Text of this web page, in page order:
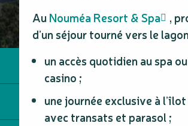
AuNouméa Resort & Spa
,
d’un séjour tourné vers le
un accès quotidien au spa
casino ;
une journée exclusive à
avec transats et parasol ;